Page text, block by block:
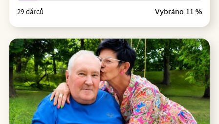
29 dárců Vybráno 11 %